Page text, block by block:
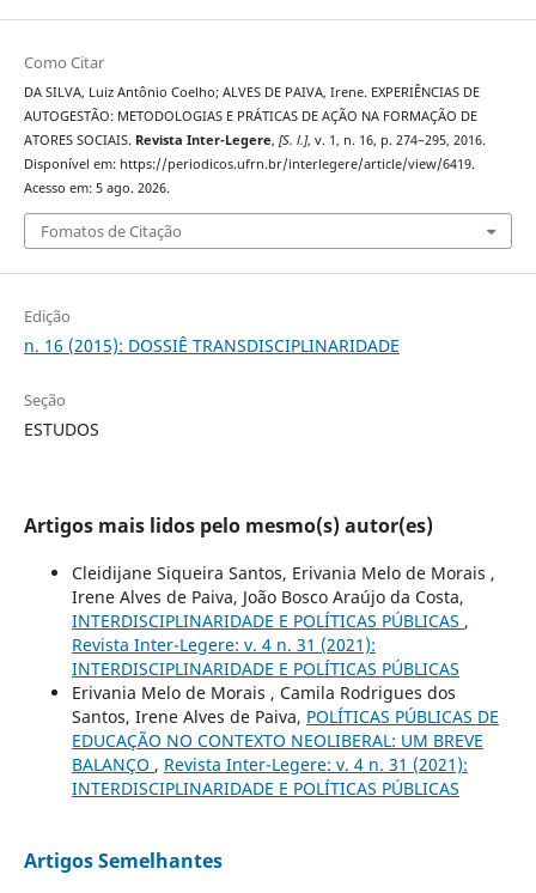
Como Citar
DA SILVA, Luiz Antônio Coelho; ALVES DE PAIVA, Irene. EXPERIÊNCIAS DE
AUTOGESTÃO: METODOLOGIAS E PRÁTICAS DE AÇÃO NA FORMAÇÃO DE
ATORES SOCIAIS. Revista Inter-Legere, [S. l.], v. 1, n. 16, p. 274–295, 2016.
Disponível em: https://periodicos.ufrn.br/interlegere/article/view/6419.
Acesso em: 5 ago. 2026.
Fomatos de Citação
Edição
n. 16 (2015): DOSSIÊ TRANSDISCIPLINARIDADE
Seção
ESTUDOS
Artigos mais lidos pelo mesmo(s) autor(es)
Cleidijane Siqueira Santos, Erivania Melo de Morais ,
Irene Alves de Paiva, João Bosco Araújo da Costa,
INTERDISCIPLINARIDADE E POLÍTICAS PÚBLICAS ,
Revista Inter-Legere: v. 4 n. 31 (2021):
INTERDISCIPLINARIDADE E POLÍTICAS PÚBLICAS
Erivania Melo de Morais , Camila Rodrigues dos
Santos, Irene Alves de Paiva, POLÍTICAS PÚBLICAS DE
EDUCAÇÃO NO CONTEXTO NEOLIBERAL: UM BREVE
BALANÇO , Revista Inter-Legere: v. 4 n. 31 (2021):
INTERDISCIPLINARIDADE E POLÍTICAS PÚBLICAS
Artigos Semelhantes